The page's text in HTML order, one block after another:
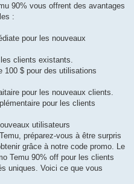
90% vous offrent des avantages
:
pour les nouveaux
clients existants.
100 $ pour des utilisations
pour les nouveaux clients.
pour les clients
utilisateurs
préparez-vous à être surpris
grâce à notre code promo. Le
Temu 90% off pour les clients
uniques. Voici ce que vous